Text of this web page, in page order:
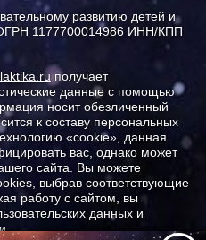
развитию детей и
1177700014986 ИНН/КПП
получает
данные с помощью
носит обезличенный
к составу персональных
«cookie», данная
вас, однако может
сайта. Вы можете
выбрав соответствующие
работу с сайтом, вы
данных и